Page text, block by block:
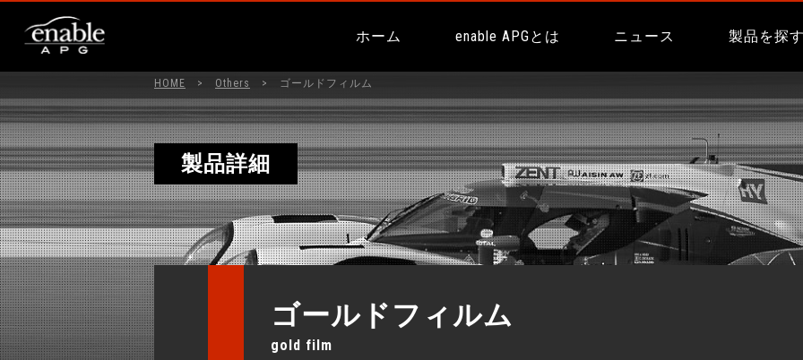
ホーム enable APGとは ニュース 製品を探す
HOME > Others > ゴールドフィルム
製品詳細
ゴールドフィルム
gold film